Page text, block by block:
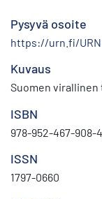
Pysyvä osoite
https://urn.fi/
Kuvaus
Suomen virallinen
ISBN
978-952-467-908-4
ISSN
1797-0660